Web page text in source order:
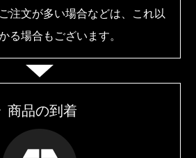
注文が多い場合などは、これ以
る場合もございます。
品の到着